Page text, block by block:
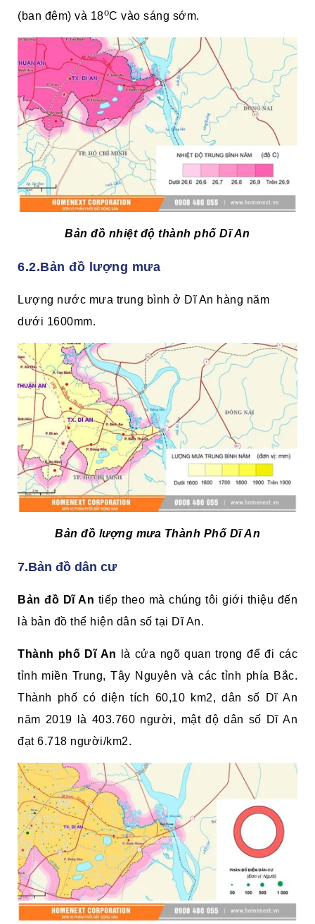
(ban đêm) và 18oC vào sáng sớm.
Bản đồ nhiệt độ thành phố Dĩ An
6.2.Bản đồ lượng mưa
Lượng nước mưa trung bình ở Dĩ An hàng năm
dưới 1600mm.
Bản đồ lượng mưa Thành Phố Dĩ An
7.Bản đồ dân cư
Bản đồ Dĩ An tiếp theo mà chúng tôi giới thiệu đến
là bản đồ thể hiện dân số tại Dĩ An.
Thành phố Dĩ An là cửa ngõ quan trọng để đi các
tỉnh miền Trung, Tây Nguyên và các tỉnh phía Bắc.
Thành phố có diện tích 60,10 km2, dân số Dĩ An
năm 2019 là 403.760 người, mật độ dân số Dĩ An
đạt 6.718 người/km2.